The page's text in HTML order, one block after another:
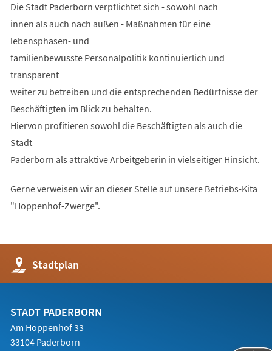
Die Stadt Paderborn verpflichtet sich - sowohl nach
innen als auch nach außen - Maßnahmen für eine
lebensphasen- und
familienbewusste Personalpolitik kontinuierlich und
transparent
weiter zu betreiben und die entsprechenden Bedürfnisse der
Beschäftigten im Blick zu behalten.
Hiervon profitieren sowohl die Beschäftigten als auch die
Stadt
Paderborn als attraktive Arbeitgeberin in vielseitiger Hinsicht.
Gerne verweisen wir an dieser Stelle auf unsere Betriebs-Kita
"Hoppenhof-Zwerge".
Stadtplan
(Öffnet
in
einem
Tab)
STADT PADERBORN
Am Hoppenhof 33
33104 Paderborn